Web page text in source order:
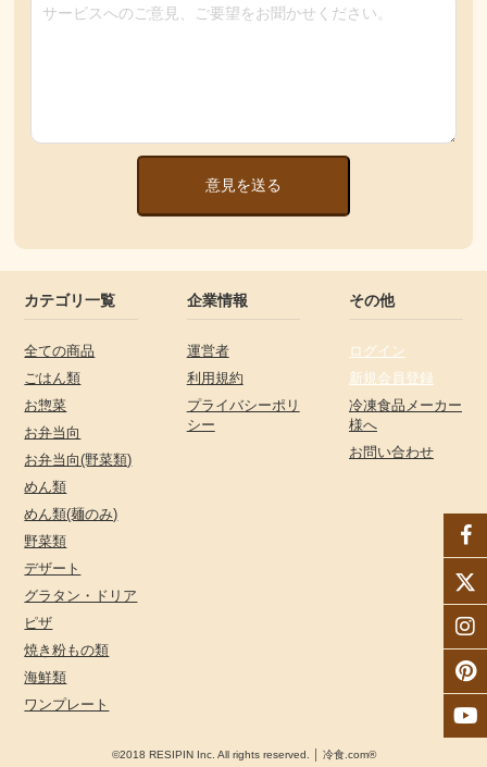
意見を送る
カテゴリ一覧
全ての商品
ごはん類
お惣菜
お弁当向
お弁当向(野菜類)
めん類
めん類(麺のみ)
野菜類
デザート
グラタン・ドリア
ピザ
焼き粉もの類
海鮮類
ワンプレート
企業情報
運営者
利用規約
プライバシーポリ
シー
その他
ログイン
新規会員登録
冷凍食品メーカー
様へ
お問い合わせ
©2018 RESIPIN Inc. All rights reserved. │ 冷食.com®